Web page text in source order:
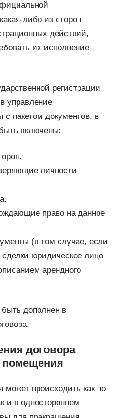
либо из сторон
действий,
их исполнение
регистрации
управление
с пакетом документов, в
включены:
личности
право на данное
(в том случае, если
сделки юридическое лицо
арендного
быть дополнен в
договора
помещения
может происходить как по
и в одностороннем